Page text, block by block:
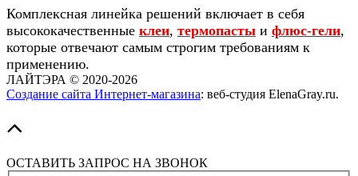
Комплексная линейка решений включает в себя
высококачественные клеи, термопасты и флюс-гели,
которые отвечают самым строгим требованиям к
применению.
ЛАЙТЭРА © 2020-2026
Создание сайта Интернет-магазина: веб-студия ElenaGray.ru.
ОСТАВИТЬ ЗАПРОС НА ЗВОНОК